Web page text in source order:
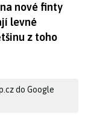
nové finty
levné
z toho
do Google